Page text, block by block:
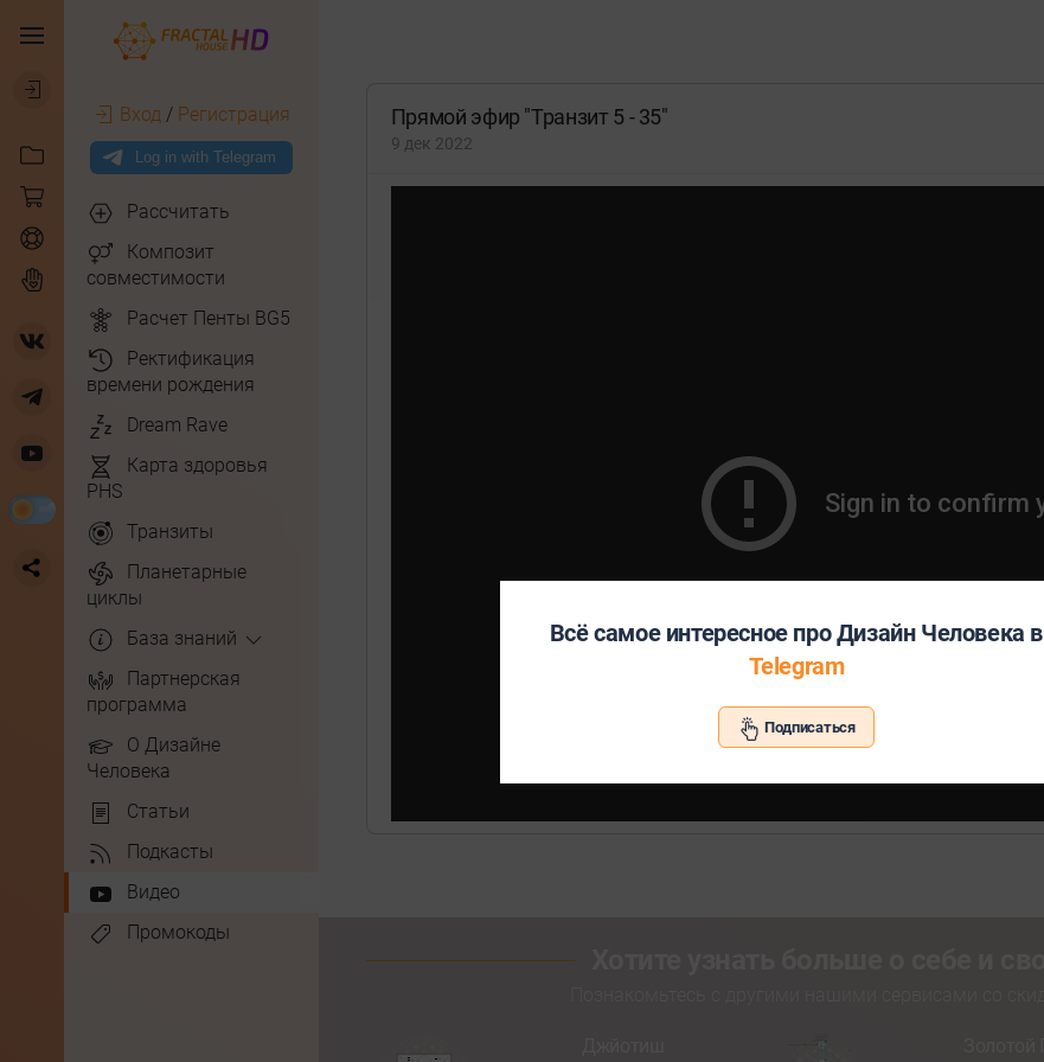
Вход / Регистрация
Рассчитать
Композит
совместимости
Расчет Пенты BG5
Ректификация
времени рождения
Dream Rave
Карта здоровья
PHS
Транзиты
Планетарные
циклы
База знаний
Партнерская
программа
О Дизайне
Человека
Статьи
Подкасты
Видео
Промокоды
Прямой эфир "Транзит 5 - 35"
9 дек 2022
Всё самое интересное про Дизайн Человека в
Telegram
Подписаться